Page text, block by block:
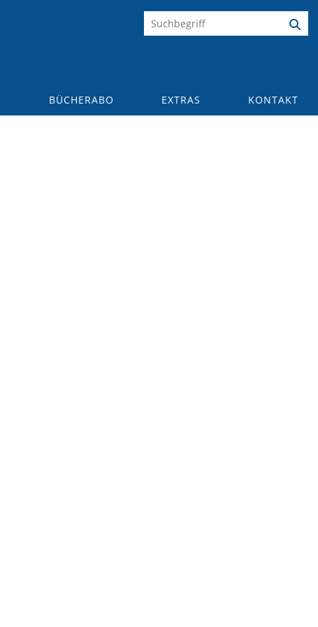
BÜCHERABO EXTRAS KONTAKT